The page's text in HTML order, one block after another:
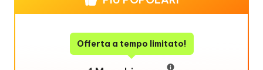
Offerta a tempo limitato!